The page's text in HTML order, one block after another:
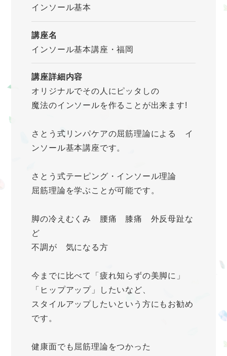
インソール基本
講座名
インソール基本講座・福岡
講座詳細内容
オリジナルでその人にピッタしの
魔法のインソールを作ることが出来ます!
さとう式リンパケアの屈筋理論による イ
ンソール基本講座です。
さとう式テーピング・インソール理論
屈筋理論を学ぶことが可能です。
脚の冷えむくみ 腰痛 膝痛 外反母趾な
ど
不調が 気になる方
今までに比べて「疲れ知らずの美脚に」
「ヒップアップ」したいなど、
スタイルアップしたいという方にもお勧め
です。
健康面でも屈筋理論をつかった